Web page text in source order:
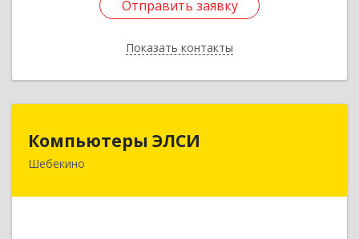
Отправить заявку
Показать контакты
Отправить заявку
Назад
Компьютеры ЭЛСИ
Шебекино